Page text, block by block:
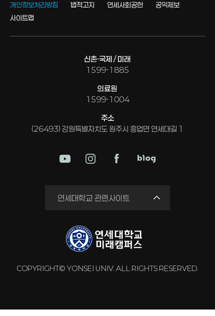
개인정보처리방침
법적고지 연세사회공헌
공익제보
사이트맵
신촌·국제 / 미래
1599-1885
의료원
1599-1004
주소
(26493) 강원특별자치도 원주시 흥업면 연세대길 1
COPYRIGHT© YONSEI UNIV. ALL RIGHTS RESERVED.
연세대학교 관련사이트
미래평생교육원
연구실 안전관리시스템
세브란스병원
강남세브란스병원